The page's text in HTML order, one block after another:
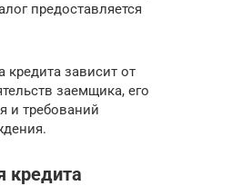
предоставляется
кредита зависит от
заемщика, его
и требований
кредита